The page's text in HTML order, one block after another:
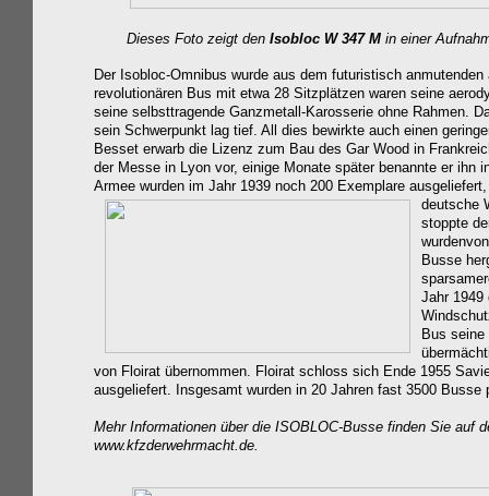
Dieses Foto zeigt denIsobloc W 347 Min einer
Der Isobloc-Omnibus wurde aus dem futuristisch anmutenden
revolutionären Bus mit etwa 28 Sitzplätzen waren seine
seine selbsttragende Ganzmetall-Karosserie ohne Rahmen.
sein Schwerpunkt lag tief. All dies bewirkte auch einen
Besset erwarb die Lizenz zum Bau des Gar Wood in
der Messe in Lyon vor, einige Monate später benannte er ihn
Armee wurden im Jahr 1939 noch 200 Exemplare
deutsche
stoppte
Busse
Jahr 1949
Bus
von Floirat übernommen. Floirat schloss sich Ende 1955
ausgeliefert. Insgesamt wurden in 20 Jahren fast 3500
Mehr Informationen über die ISOBLOC-Busse finden Sie auf
www.kfzderwehrmacht.de.